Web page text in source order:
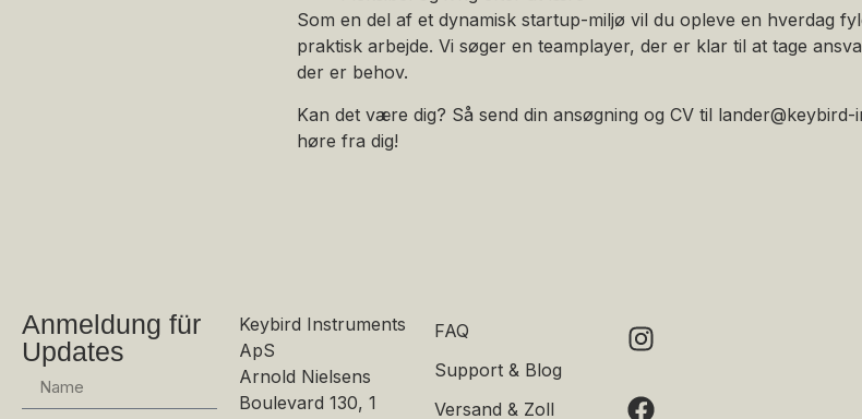
Som en del af et dynamisk startup-miljø vil du opleve en hverdag
praktisk arbejde. Vi søger en teamplayer, der er klar til at tage
der er behov.
Kan det være dig? Så send din ansøgning og CV til
høre fra dig!
Anmeldung für
Updates
Keybird Instruments
ApS
Arnold Nielsens
Boulevard 130, 1
FAQ
Support & Blog
Versand & Zoll